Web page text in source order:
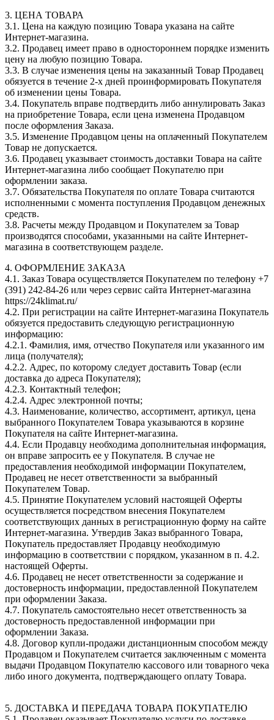
3. ЦЕНА ТОВАРА
3.1. Цена на каждую позицию Товара указана на сайте
Интернет-магазина.
3.2. Продавец имеет право в одностороннем порядке изменить
цену на любую позицию Товара.
3.3. В случае изменения цены на заказанный Товар Продавец
обязуется в течение 2-х дней проинформировать Покупателя
об изменении цены Товара.
3.4. Покупатель вправе подтвердить либо аннулировать Заказ
на приобретение Товара, если цена изменена Продавцом
после оформления Заказа.
3.5. Изменение Продавцом цены на оплаченный Покупателем
Товар не допускается.
3.6. Продавец указывает стоимость доставки Товара на сайте
Интернет-магазина либо сообщает Покупателю при
оформлении заказа.
3.7. Обязательства Покупателя по оплате Товара считаются
исполненными с момента поступления Продавцом денежных
средств.
3.8. Расчеты между Продавцом и Покупателем за Товар
производятся способами, указанными на сайте Интернет-
магазина в соответствующем разделе.
4. ОФОРМЛЕНИЕ ЗАКАЗА
4.1. Заказ Товара осуществляется Покупателем по телефону +7
(391) 242-84-26 или через сервис сайта Интернет-магазина
https://24klimat.ru/
4.2. При регистрации на сайте Интернет-магазина Покупатель
обязуется предоставить следующую регистрационную
информацию:
4.2.1. Фамилия, имя, отчество Покупателя или указанного им
лица (получателя);
4.2.2. Адрес, по которому следует доставить Товар (если
доставка до адреса Покупателя);
4.2.3. Контактный телефон;
4.2.4. Адрес электронной почты;
4.3. Наименование, количество, ассортимент, артикул, цена
выбранного Покупателем Товара указываются в корзине
Покупателя на сайте Интернет-магазина.
4.4. Если Продавцу необходима дополнительная информация,
он вправе запросить ее у Покупателя. В случае не
предоставления необходимой информации Покупателем,
Продавец не несет ответственности за выбранный
Покупателем Товар.
4.5. Принятие Покупателем условий настоящей Оферты
осуществляется посредством внесения Покупателем
соответствующих данных в регистрационную форму на сайте
Интернет-магазина. Утвердив Заказ выбранного Товара,
Покупатель предоставляет Продавцу необходимую
информацию в соответствии с порядком, указанном в п. 4.2.
настоящей Оферты.
4.6. Продавец не несет ответственности за содержание и
достоверность информации, предоставленной Покупателем
при оформлении Заказа.
4.7. Покупатель самостоятельно несет ответственность за
достоверность предоставленной информации при
оформлении Заказа.
4.8. Договор купли-продажи дистанционным способом между
Продавцом и Покупателем считается заключенным с момента
выдачи Продавцом Покупателю кассового или товарного чека
либо иного документа, подтверждающего оплату Товара.
5. ДОСТАВКА И ПЕРЕДАЧА ТОВАРА ПОКУПАТЕЛЮ